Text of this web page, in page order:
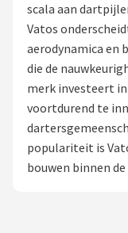
Toernooien
Spelregels
Uitgooilijst
Dartshop
scala aan
Vatos
aerodynamica en
die de
merk investeert
voortdurend te
populariteit is
bouwen binnen